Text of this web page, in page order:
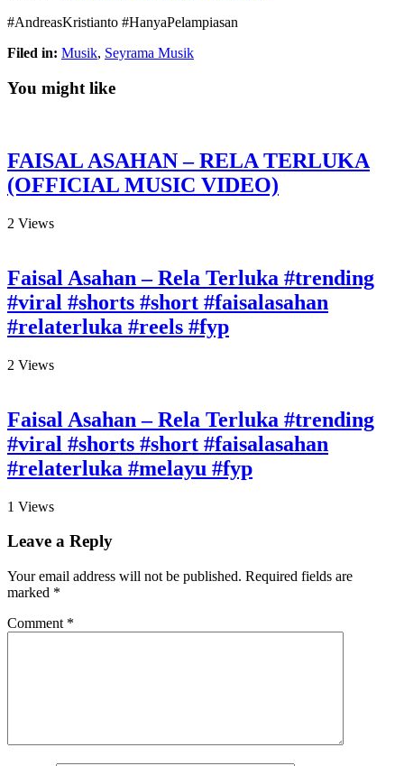
#AndreasKristianto #HanyaPelampiasan
Filed in: Musik, Seyrama Musik
You might like
FAISAL ASAHAN – RELA TERLUKA
(OFFICIAL MUSIC VIDEO)
2 Views
Faisal Asahan – Rela Terluka #trending
#viral #shorts #short #faisalasahan
#relaterluka #reels #fyp
2 Views
Faisal Asahan – Rela Terluka #trending
#viral #shorts #short #faisalasahan
#relaterluka #melayu #fyp
1 Views
Leave a Reply
Your email address will not be published. Required fields are
marked *
Comment *